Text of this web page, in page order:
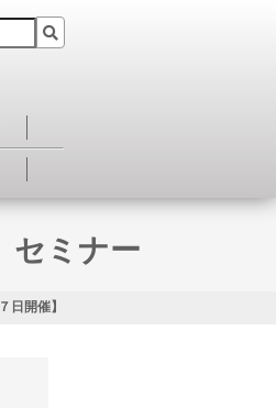
セミナー
日開催】「労働法規改正と台湾企業の対応